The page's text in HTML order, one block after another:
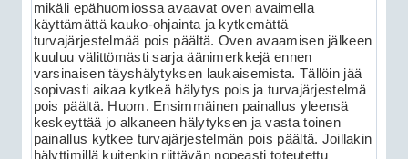
mikäli epähuomiossa avaavat oven avaimella
käyttämättä kauko-ohjainta ja kytkemättä
turvajärjestelmää pois päältä. Oven avaamisen jälkeen
kuuluu välittömästi sarja äänimerkkejä ennen
varsinaisen täyshälytyksen laukaisemista. Tällöin jää
sopivasti aikaa kytkeä hälytys pois ja turvajärjestelmä
pois päältä. Huom. Ensimmäinen painallus yleensä
keskeyttää jo alkaneen hälytyksen ja vasta toinen
painallus kytkee turvajärjestelmän pois päältä. Joillakin
hälyttimillä kuitenkin riittävän nopeasti toteutettu